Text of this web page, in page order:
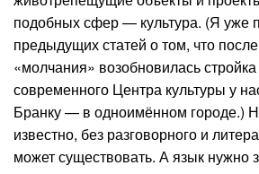
подобных сфер — культура. (Я уже
предыдущих статей о том, что
«молчания» возобновилась стройка
современного Центра культуры у
Бранку — в одноимённом городе.)
известно, без разговорного и
может существовать. А язык нужно